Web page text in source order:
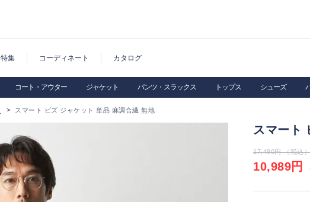
特集 コーディネート カタログ
コート・アウター ジャケット パンツ・スラックス トップス シューズ
スマート ビズ ジャケット 単品 麻調合繊 無地
スマート
17,490円 （税込）
10,989円